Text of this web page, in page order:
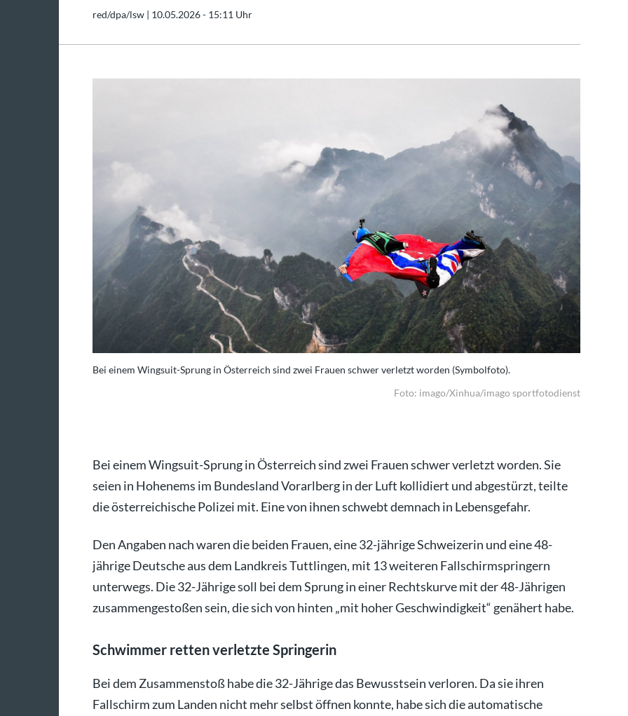
red/dpa/lsw | 10.05.2026 - 15:11 Uhr
Bei einem Wingsuit-Sprung in Österreich sind zwei Frauen schwer verletzt worden (Symbolfoto).
Foto: imago/Xinhua/imago sportfotodienst
Bei einem Wingsuit-Sprung in Österreich sind zwei Frauen schwer verletzt worden. Sie
seien in Hohenems im Bundesland Vorarlberg in der Luft kollidiert und abgestürzt, teilte
die österreichische Polizei mit. Eine von ihnen schwebt demnach in Lebensgefahr.
Den Angaben nach waren die beiden Frauen, eine 32-jährige Schweizerin und eine 48-
jährige Deutsche aus dem Landkreis Tuttlingen, mit 13 weiteren Fallschirmspringern
unterwegs. Die 32-Jährige soll bei dem Sprung in einer Rechtskurve mit der 48-Jährigen
zusammengestoßen sein, die sich von hinten „mit hoher Geschwindigkeit“ genähert habe.
Schwimmer retten verletzte Springerin
Bei dem Zusammenstoß habe die 32-Jährige das Bewusstsein verloren. Da sie ihren
Fallschirm zum Landen nicht mehr selbst öffnen konnte, habe sich die automatische